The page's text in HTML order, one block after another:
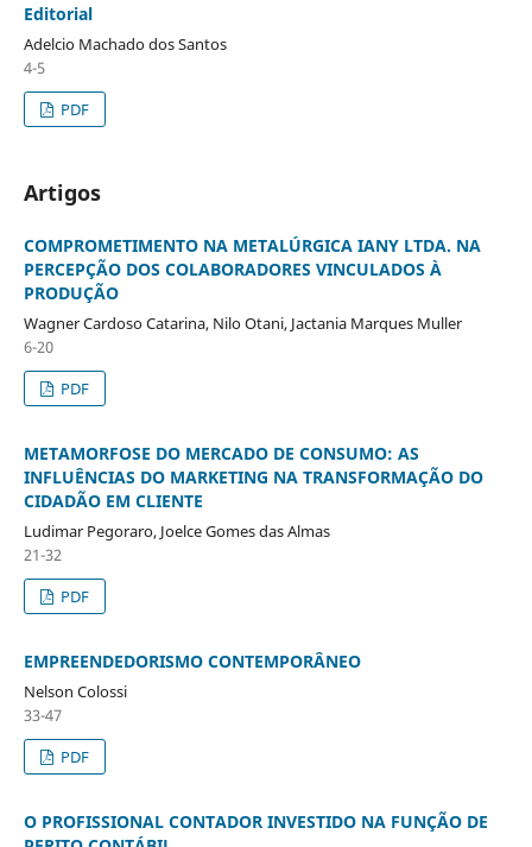
Editorial
Adelcio Machado dos Santos
4-5
PDF
Artigos
COMPROMETIMENTO NA METALÚRGICA IANY LTDA. NA
PERCEPÇÃO DOS COLABORADORES VINCULADOS À
PRODUÇÃO
Wagner Cardoso Catarina, Nilo Otani, Jactania Marques Muller
6-20
PDF
METAMORFOSE DO MERCADO DE CONSUMO: AS
INFLUÊNCIAS DO MARKETING NA TRANSFORMAÇÃO DO
CIDADÃO EM CLIENTE
Ludimar Pegoraro, Joelce Gomes das Almas
21-32
PDF
EMPREENDEDORISMO CONTEMPORÂNEO
Nelson Colossi
33-47
PDF
O PROFISSIONAL CONTADOR INVESTIDO NA FUNÇÃO DE